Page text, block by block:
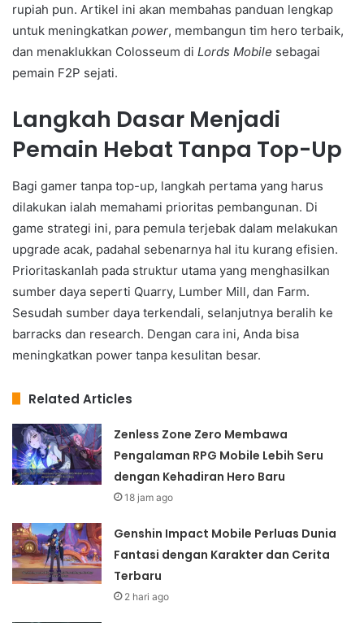
rupiah pun. Artikel ini akan membahas panduan lengkap
untuk meningkatkan power, membangun tim hero terbaik,
dan menaklukkan Colosseum di Lords Mobile sebagai
pemain F2P sejati.
Langkah Dasar Menjadi
Pemain Hebat Tanpa Top-Up
Bagi gamer tanpa top-up, langkah pertama yang harus
dilakukan ialah memahami prioritas pembangunan. Di
game strategi ini, para pemula terjebak dalam melakukan
upgrade acak, padahal sebenarnya hal itu kurang efisien.
Prioritaskanlah pada struktur utama yang menghasilkan
sumber daya seperti Quarry, Lumber Mill, dan Farm.
Sesudah sumber daya terkendali, selanjutnya beralih ke
barracks dan research. Dengan cara ini, Anda bisa
meningkatkan power tanpa kesulitan besar.
Related Articles
Zenless Zone Zero Membawa
Pengalaman RPG Mobile Lebih Seru
dengan Kehadiran Hero Baru
18 jam ago
Genshin Impact Mobile Perluas Dunia
Fantasi dengan Karakter dan Cerita
Terbaru
2 hari ago